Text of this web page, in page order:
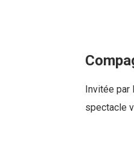
Invitée par
spectacle